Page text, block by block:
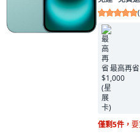
(
最高再
僅剩5件， 要